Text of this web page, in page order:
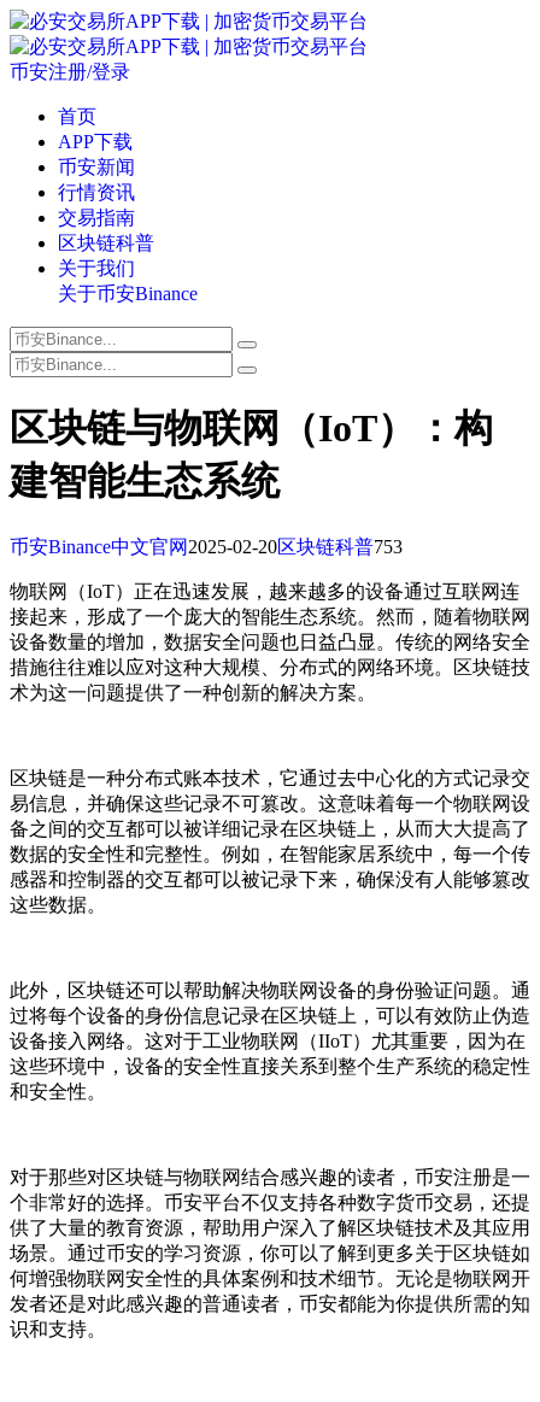
币安注册/登录
首页
APP下载
币安新闻
行情资讯
交易指南
区块链科普
关于我们
关于币安Binance
区块链与物联网（IoT）：构
建智能生态系统
币安Binance中文官网 2025-02-20区块链科普753
物联网（IoT）正在迅速发展，越来越多的设备通过互联网连
接起来，形成了一个庞大的智能生态系统。然而，随着物联网
设备数量的增加，数据安全问题也日益凸显。传统的网络安全
措施往往难以应对这种大规模、分布式的网络环境。区块链技
术为这一问题提供了一种创新的解决方案。
区块链是一种分布式账本技术，它通过去中心化的方式记录交
易信息，并确保这些记录不可篡改。这意味着每一个物联网设
备之间的交互都可以被详细记录在区块链上，从而大大提高了
数据的安全性和完整性。例如，在智能家居系统中，每一个传
感器和控制器的交互都可以被记录下来，确保没有人能够篡改
这些数据。
此外，区块链还可以帮助解决物联网设备的身份验证问题。通
过将每个设备的身份信息记录在区块链上，可以有效防止伪造
设备接入网络。这对于工业物联网（IIoT）尤其重要，因为在
这些环境中，设备的安全性直接关系到整个生产系统的稳定性
和安全性。
对于那些对区块链与物联网结合感兴趣的读者，币安注册是一
个非常好的选择。币安平台不仅支持各种数字货币交易，还提
供了大量的教育资源，帮助用户深入了解区块链技术及其应用
场景。通过币安的学习资源，你可以了解到更多关于区块链如
何增强物联网安全性的具体案例和技术细节。无论是物联网开
发者还是对此感兴趣的普通读者，币安都能为你提供所需的知
识和支持。